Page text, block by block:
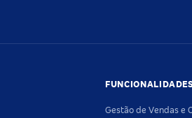
Gestão de Vendas e